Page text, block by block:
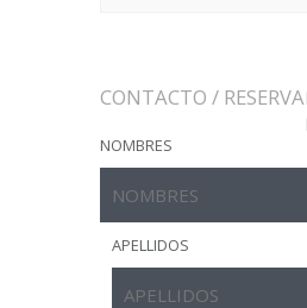
CONTACTO / RESERVA
NOMBRES
APELLIDOS